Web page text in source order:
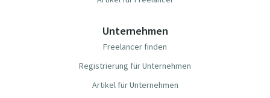
Unternehmen
Freelancer finden
Registrierung für Unternehmen
Artikel für Unternehmen